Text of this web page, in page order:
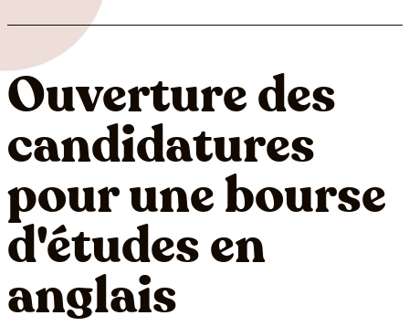
Ouverture des
candidatures
pour une bourse
d'études en
anglais